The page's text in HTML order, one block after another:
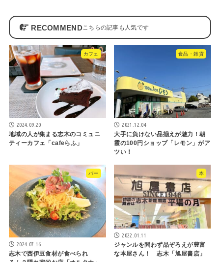
RECOMMEND
カフェ
2024.09.20
地域の人が集まる志木のコミュニ
ティーカフェ「cafeらふ」
食品・雑貨
2021.12.04
大手に負けない品揃えが魅力！朝
霞の100円ショップ「レモン」がア
ツい！
バー
2024.07.16
志木で西伊豆食材が食べられ
本
2022.01.11
ジャンルを問わず品ぞろえが豊富
な本屋さん！ 志木「旭屋書店」